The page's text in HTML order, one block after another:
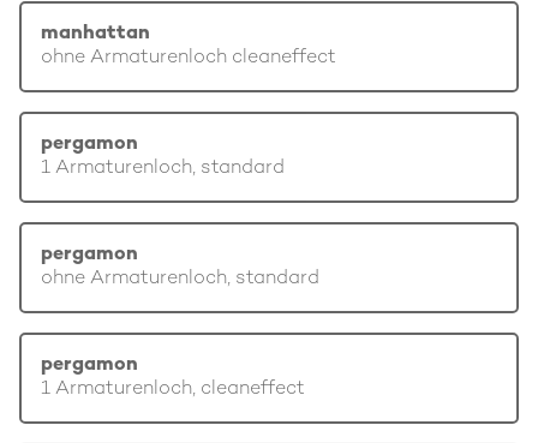
manhattan
ohne Armaturenloch cleaneffect
pergamon
1 Armaturenloch, standard
pergamon
ohne Armaturenloch, standard
pergamon
1 Armaturenloch, cleaneffect